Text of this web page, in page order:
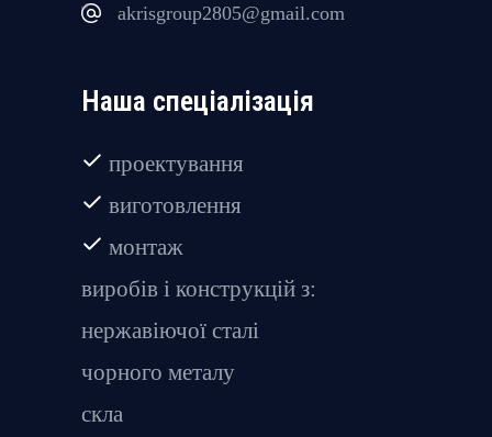
akrisgroup2805@gmail.com
Наша спеціалізація
проектування
виготовлення
монтаж
виробів і конструкцій з:
нержавіючої сталі
чорного металу
скла